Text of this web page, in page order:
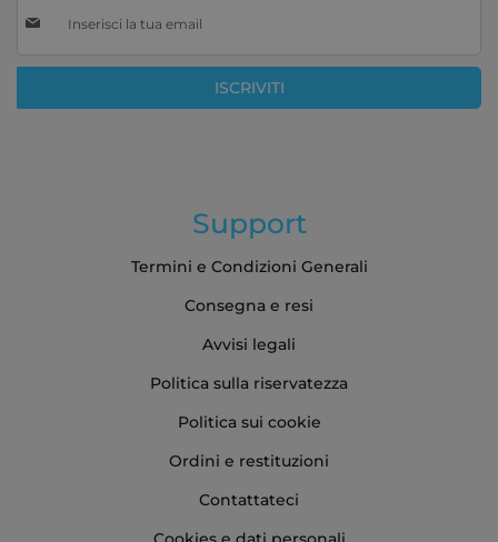
alla
Newsletter:
ISCRIVITI
Support
Termini e Condizioni Generali
Consegna e resi
Avvisi legali
Politica sulla riservatezza
Politica sui cookie
Ordini e restituzioni
Contattateci